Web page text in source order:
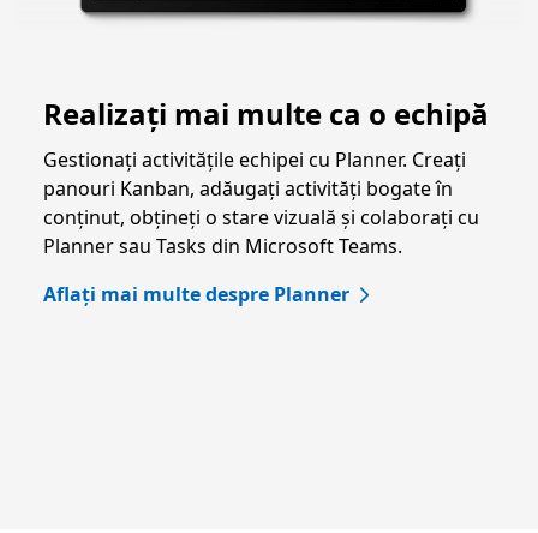
Realizați mai multe ca o echipă
Gestionați activitățile echipei cu Planner. Creați
panouri Kanban, adăugați activități bogate în
conținut, obțineți o stare vizuală și colaborați cu
Planner sau Tasks din Microsoft Teams.
Aflați mai multe despre Planner